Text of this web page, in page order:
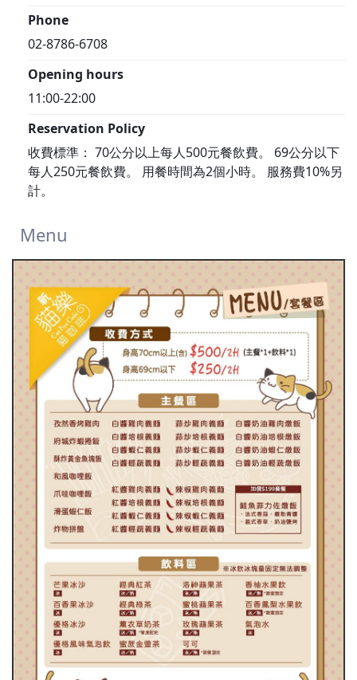
Phone
02-8786-6708
Opening hours
11:00-22:00
Reservation Policy
收費標準： 70公分以上每人500元餐飲費。 69公分以下
每人250元餐飲費。 用餐時間為2個小時。 服務費10%另
計。
Menu